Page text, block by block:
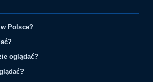
Polsce?
oglądać?